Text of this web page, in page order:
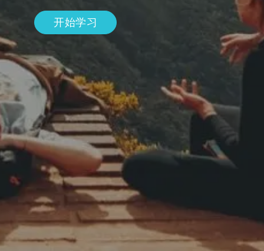
开始学习